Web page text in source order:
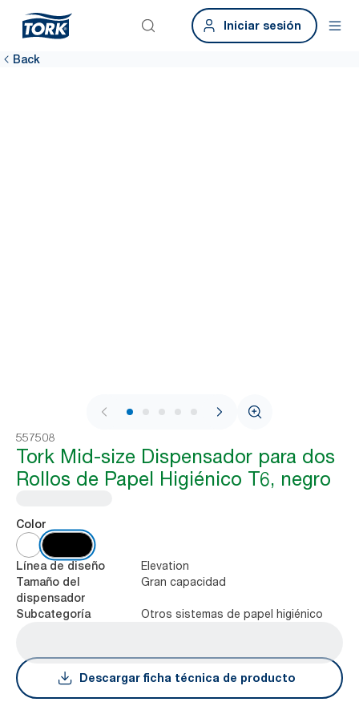
Iniciar sesión
Back
1 / 8
557508
Tork Mid-size Dispensador para dos
Rollos de Papel Higiénico T6, negro
Color
Línea de diseño Elevation
Tamaño del
dispensador
Gran capacidad
Subcategoría Otros sistemas de papel higiénico
Descargar ficha técnica de producto